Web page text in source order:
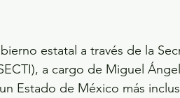
estatal a través de la
a cargo de Miguel
Estado de México más